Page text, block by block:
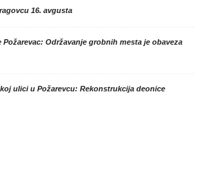
16. avgusta
Održavanje grobnih mesta je obaveza
ulici u Požarevcu: Rekonstrukcija deonice